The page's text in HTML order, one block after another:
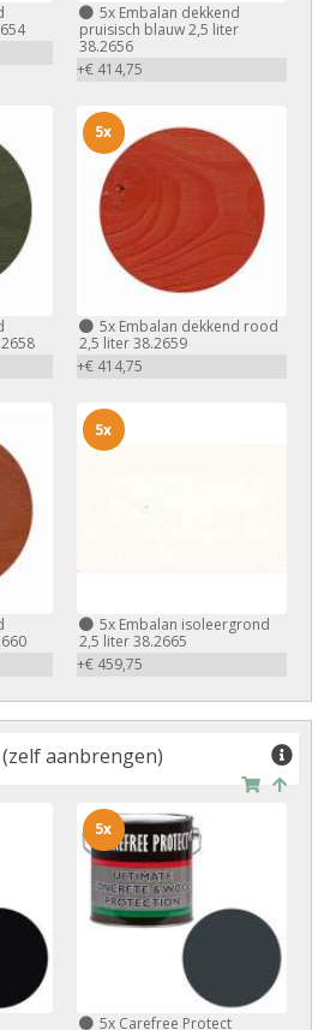
5xEmbalan dekkend
pruisisch blauw 2,5 liter
38.2656
+€ 414,75
5xEmbalan dekkend rood
2,5 liter 38.2659
+€ 414,75
5x
5xEmbalan isoleergrond
2,5 liter 38.2665
+€ 459,75
5x
aanbrengen)
5xCarefree Protect
5x